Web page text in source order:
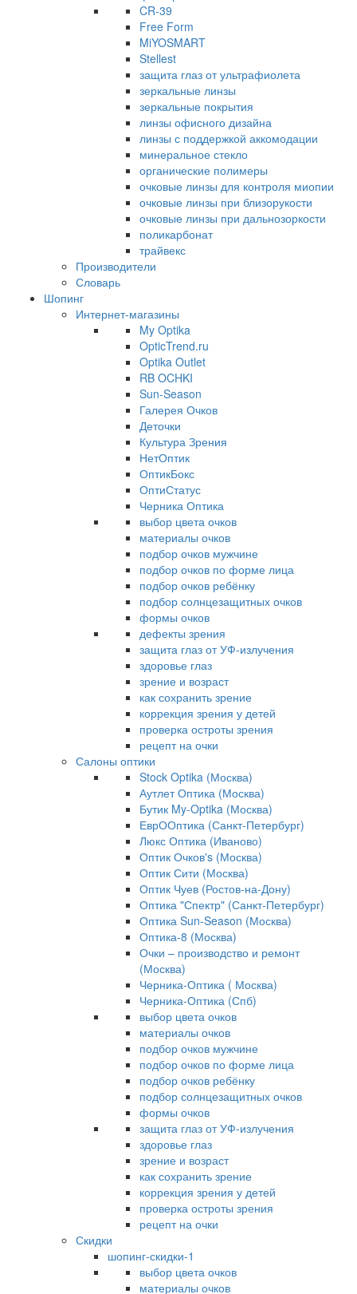
CR-39
Free Form
MiYOSMART
Stellest
защита глаз от ультрафиолета
зеркальные линзы
зеркальные покрытия
линзы офисного дизайна
линзы с поддержкой аккомодации
минеральное стекло
органические полимеры
очковые линзы для контроля миопии
очковые линзы при близорукости
очковые линзы при дальнозоркости
поликарбонат
трайвекс
Производители
Словарь
Шопинг
Интернет-магазины
My Optika
OpticTrend.ru
Optika Outlet
RB OCHKI
Sun-Season
Галерея Очков
Деточки
Культура Зрения
НетОптик
ОптикБокс
ОптиСтатус
Черника Оптика
выбор цвета очков
материалы очков
подбор очков мужчине
подбор очков по форме лица
подбор очков ребёнку
подбор солнцезащитных очков
формы очков
дефекты зрения
защита глаз от УФ-излучения
здоровье глаз
зрение и возраст
как сохранить зрение
коррекция зрения у детей
проверка остроты зрения
рецепт на очки
Салоны оптики
Stock Optika (Москва)
Аутлет Оптика (Москва)
Бутик My-Optika (Москва)
ЕврООптика (Санкт-Петербург)
Люкс Оптика (Иваново)
Оптик Очков's (Москва)
Оптик Сити (Москва)
Оптик Чуев (Ростов-на-Дону)
Оптика "Спектр" (Санкт-Петербург)
Оптика Sun-Season (Москва)
Оптика-8 (Москва)
Очки – производство и ремонт
(Москва)
Черника-Оптика ( Москва)
Черника-Оптика (Спб)
выбор цвета очков
материалы очков
подбор очков мужчине
подбор очков по форме лица
подбор очков ребёнку
подбор солнцезащитных очков
формы очков
защита глаз от УФ-излучения
здоровье глаз
зрение и возраст
как сохранить зрение
коррекция зрения у детей
проверка остроты зрения
рецепт на очки
Скидки
шопинг-скидки-1
выбор цвета очков
материалы очков